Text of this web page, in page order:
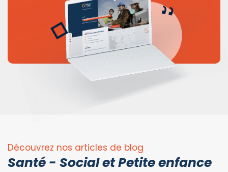
Découvrez nos articles de blog
Santé - Social et Petite enfance